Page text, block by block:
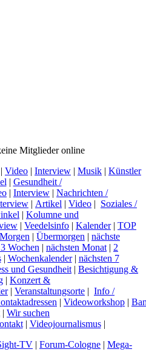
Mitglieder online
| Video | Interview | Musik | Künstler
| Gesundheit /
| Interview | Nachrichten /
| Artikel | Video | Soziales /
| Kolumne und
| Veedelsinfo | Kalender| TOP
Morgen | Übermorgen | nächste
Wochen | nächsten Monat | 2
| Wochenkalender| nächsten 7
und Gesundheit | Besichtigung &
| Konzert &
| Veranstaltungsorte | Info /
| Videoworkshop |
| Wir suchen
| Videojournalismus|
TV | Forum-Cologne | Mega-